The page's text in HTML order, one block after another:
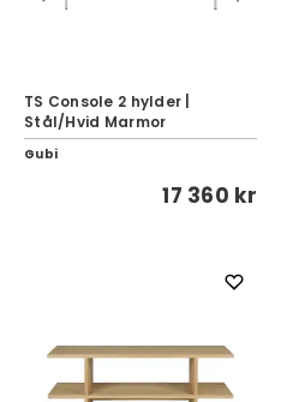
TS Console 2 hylder |
Stål/Hvid Marmor
Gubi
17 360 kr